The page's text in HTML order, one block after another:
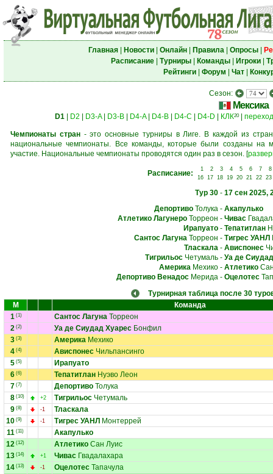
Главная| Новости| Онлайн| Правила| Опросы|
Расписание| Турниры| Команды| Игроки|
Рейтинги| Форум Чат|
Сезон:
Мексика
D1| D2 D3-A| D3-B| D4-A| D4-B| D4-C D4-D КЛК20|
Чемпионаты стран- это основные турниры в Лиге. В каждой из
национальные чемпионаты. Все команды, которые были созданы на
участие. Национальные чемпионаты проводятся один раз в сезон. [
Расписание: 1 2 3 4 5 6 7
8
16
17 18 19 20 21 22 23
Тур 30- 17 сен 2025,
ДепортивоТолука- Акапулько
Атлетико ЛагунероТорреон - Чивас
Ирапуато- Тепатитлан
Сантос ЛагунаТорреон - Тигрес УАНЛ
Тласкала- Ависпонес
ТигрильосЧетумаль- Уа де
АмерикаМехико- Атлетико
Депортиво ВенадосМерида- Оцелотес
Турнирная таблица после 30
М
Команда
1 (1) Сантос Лагуна Торреон
2 (2) Уа де Сиудад Хуарес Бонфил
3 (3) Америка Мехико
4 (4) Ависпонес Чильпансинго
5 (5)
Ирапуато
6 (6) Тепатитлан Нуэво Леон
7 (7) Депортиво Толука
8 (10) +2 Тигрильос Четумаль
9 (8) -1
Тласкала
10 (9) -1 Тигрес УАНЛ Монтеррей
11 (11)
Акапулько
12 (12) Атлетико Сан Луис
13 (14) +1 Чивас Гвадалахара
14 (13) -1 Оцелотес Тапачула